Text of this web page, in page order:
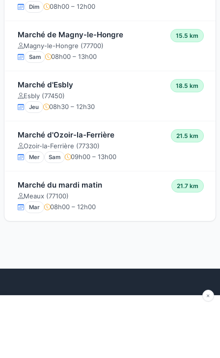
Dim 08h00 – 12h00
Marché de Magny-le-Hongre
Magny-le-Hongre (77700)
15.5 km
Sam 08h00 – 13h00
Marché d'Esbly
Esbly (77450)
18.5 km
Jeu 08h30 – 12h30
Marché d'Ozoir-la-Ferrière
Ozoir-la-Ferrière (77330)
21.5 km
Mer Sam 09h00 – 13h00
Marché du mardi matin
Meaux (77100)
21.7 km
Mar 08h00 – 12h00
Explorer Blog